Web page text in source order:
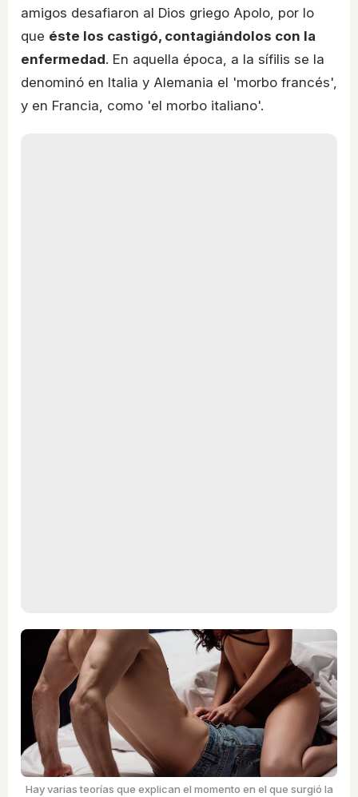
amigos desafiaron al Dios griego Apolo, por lo
que éste los castigó, contagiándolos con la
enfermedad. En aquella época, a la sífilis se la
denominó en Italia y Alemania el 'morbo francés',
y en Francia, como 'el morbo italiano'.
Hay varias teorías que explican el momento en el que surgió la